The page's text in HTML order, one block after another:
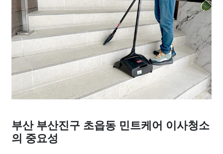
부산 부산진구 초읍동 민트케어 이사청소
의 중요성